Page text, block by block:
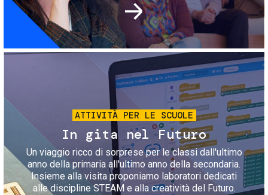
Immagine
ATTIVITÀ PER LE SCUOLE
In gita nel Futuro
Un viaggio ricco di sorprese per le classi dall'ultimo
anno della primaria all'ultimo anno della secondaria.
Insieme alla visita proponiamo laboratori dedicati
alle discipline STEAM e alla creatività del Futuro.